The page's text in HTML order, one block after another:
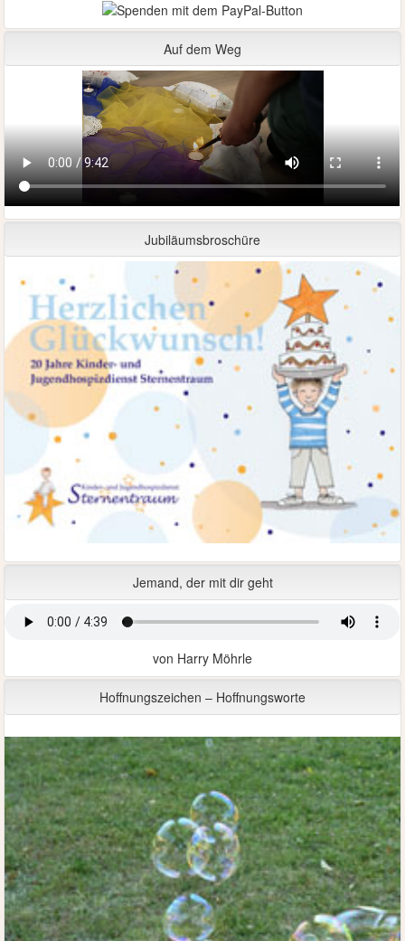
Auf dem Weg
Jubiläumsbroschüre
Jemand, der mit dir geht
von Harry Möhrle
Hoffnungszeichen – Hoffnungsworte